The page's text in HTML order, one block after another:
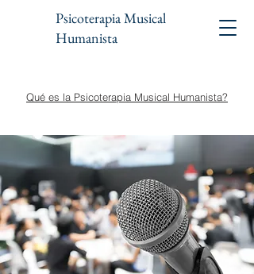
Psicoterapia Musical
Humanista
Qué es la Psicoterapia Musical Humanista?